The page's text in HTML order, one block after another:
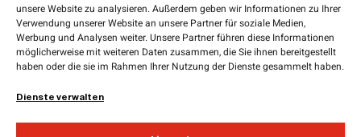
unsere Website zu analysieren. Außerdem geben wir Informationen zu Ihrer
Verwendung unserer Website an unsere Partner für soziale Medien,
Werbung und Analysen weiter. Unsere Partner führen diese Informationen
möglicherweise mit weiteren Daten zusammen, die Sie ihnen bereitgestellt
haben oder die sie im Rahmen Ihrer Nutzung der Dienste gesammelt haben.
Dienste verwalten
+43 732 7720-111 00
lh.stelzer@ooe.gv.at